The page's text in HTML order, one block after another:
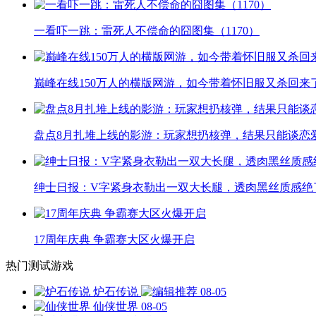
一看吓一跳：雷死人不偿命的囧图集（1170）
巅峰在线150万人的横版网游，如今带着怀旧服又杀回来
盘点8月扎堆上线的影游：玩家想扔核弹，结果只能谈恋
绅士日报：V字紧身衣勒出一双大长腿，透肉黑丝质感绝
17周年庆典 争霸赛大区火爆开启
热门测试游戏
炉石传说
08-05
仙侠世界 08-05